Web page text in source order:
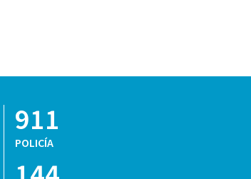
911
POLICÍA